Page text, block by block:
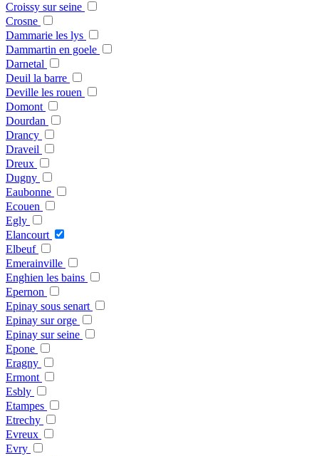
Croissy sur seine
Crosne
Dammarie les lys
Dammartin en goele
Darnetal
Deuil la barre
Deville les rouen
Domont
Dourdan
Drancy
Draveil
Dreux
Dugny
Eaubonne
Ecouen
Egly
Elancourt
Elbeuf
Emerainville
Enghien les bains
Epernon
Epinay sous senart
Epinay sur orge
Epinay sur seine
Epone
Eragny
Ermont
Esbly
Etampes
Etrechy
Evreux
Evry